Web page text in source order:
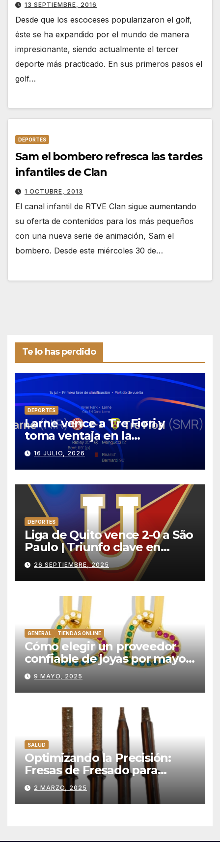
13 SEPTIEMBRE, 2016
Desde que los escoceses popularizaron el golf,
éste se ha expandido por el mundo de manera
impresionante, siendo actualmente el tercer
deporte más practicado. En sus primeros pasos el
golf…
DEPORTES
Sam el bombero refresca las tardes
infantiles de Clan
1 OCTUBRE, 2013
El canal infantil de RTVE Clan sigue aumentando
su oferta de contenidos para los más pequeños
con una nueva serie de animación, Sam el
bombero. Desde este miércoles 30 de…
Te lo has perdido
DEPORTES
Larne vence a Tre Fiori y
toma ventaja en la
Conference League
16 JULIO, 2026
DEPORTES
Liga de Quito vence 2-0 a São
Paulo | Triunfo clave en
condición de local
26 SEPTIEMBRE, 2025
GENERAL TIENDAS ONLINE
Cómo elegir un proveedor
confiable de joyas por mayor:
criterios esenciales
9 MAYO, 2025
SALUD
Optimizando la Precisión:
Fresas de Fresado para
Restauraciones de Disilicato
de Litio en Laboratorio
Dental
2 MARZO, 2025